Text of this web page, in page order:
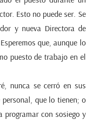
Esto no puede ser. Se
y nueva Directora de
que, aunque lo
puesto de trabajo en el
nunca se cerró en sus
que lo tienen; o
programar con sosiego y